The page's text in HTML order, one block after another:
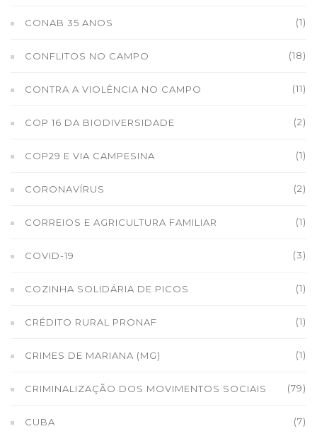
CONAB 35 ANOS (1)
CONFLITOS NO CAMPO (18)
CONTRA A VIOLÊNCIA NO CAMPO (11)
COP 16 DA BIODIVERSIDADE (2)
COP29 E VIA CAMPESINA (1)
CORONAVÍRUS (2)
CORREIOS E AGRICULTURA FAMILIAR (1)
COVID-19 (3)
COZINHA SOLIDÁRIA DE PICOS (1)
CRÉDITO RURAL PRONAF (1)
CRIMES DE MARIANA (MG) (1)
CRIMINALIZAÇÃO DOS MOVIMENTOS SOCIAIS (79)
CUBA (7)